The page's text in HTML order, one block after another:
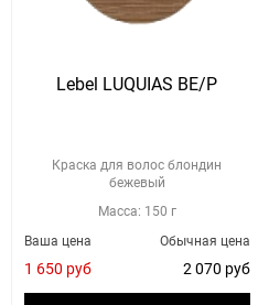
Lebel LUQUIAS BE/P
Краска для волос блондин
бежевый
Масса: 150 г
Обычная цена
2 070 руб
Ваша цена
1 650 руб